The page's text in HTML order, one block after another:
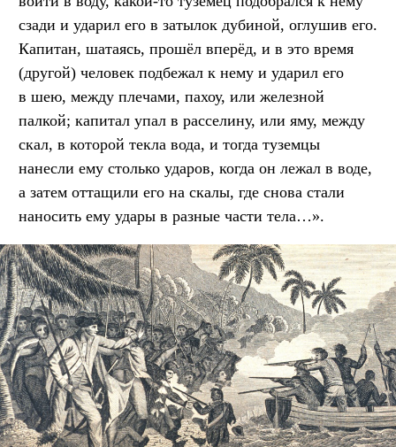
сзади и ударил его в затылок дубиной, оглушив его.
Капитан, шатаясь, прошёл вперёд, и в это время
(другой) человек подбежал к нему и ударил его
в шею, между плечами, пахоу, или железной
палкой; капитал упал в расселину, или яму, между
скал, в которой текла вода, и тогда туземцы
нанесли ему столько ударов, когда он лежал в воде,
а затем оттащили его на скалы, где снова стали
наносить ему удары в разные части тела…».